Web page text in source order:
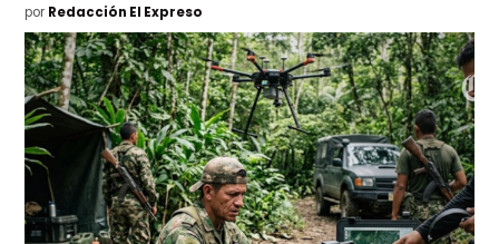
por Redacción El Expreso